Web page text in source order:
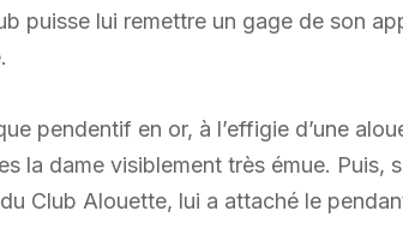
puisse lui remettre un gage de son
pendentif en or, à l’effigie d’une
la dame visiblement très émue. Puis,
Club Alouette, lui a attaché le